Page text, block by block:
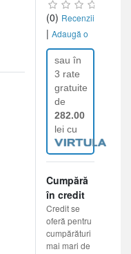
(0) Recenzii
| Adaugă o
recenzie
sau în
3 rate
gratuite
de
282.00
lei cu
Cumpără
în credit
Credit se
oferă pentru
cumpărături
mai mari de